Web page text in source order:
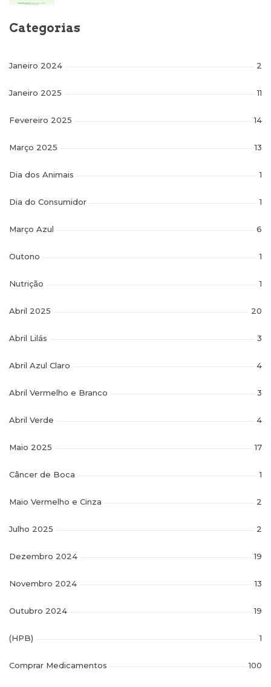
Categorias
Janeiro 2024 2
Janeiro 2025 11
Fevereiro 2025 14
Março 2025 13
Dia dos Animais 1
Dia do Consumidor 1
Março Azul 6
Outono 1
Nutrição 1
Abril 2025 20
Abril Lilás 3
Abril Azul Claro 4
Abril Vermelho e Branco 3
Abril Verde 4
Maio 2025 17
Câncer de Boca 1
Maio Vermelho e Cinza 2
Julho 2025 2
Dezembro 2024 19
Novembro 2024 13
Outubro 2024 19
(HPB) 1
Comprar Medicamentos 100